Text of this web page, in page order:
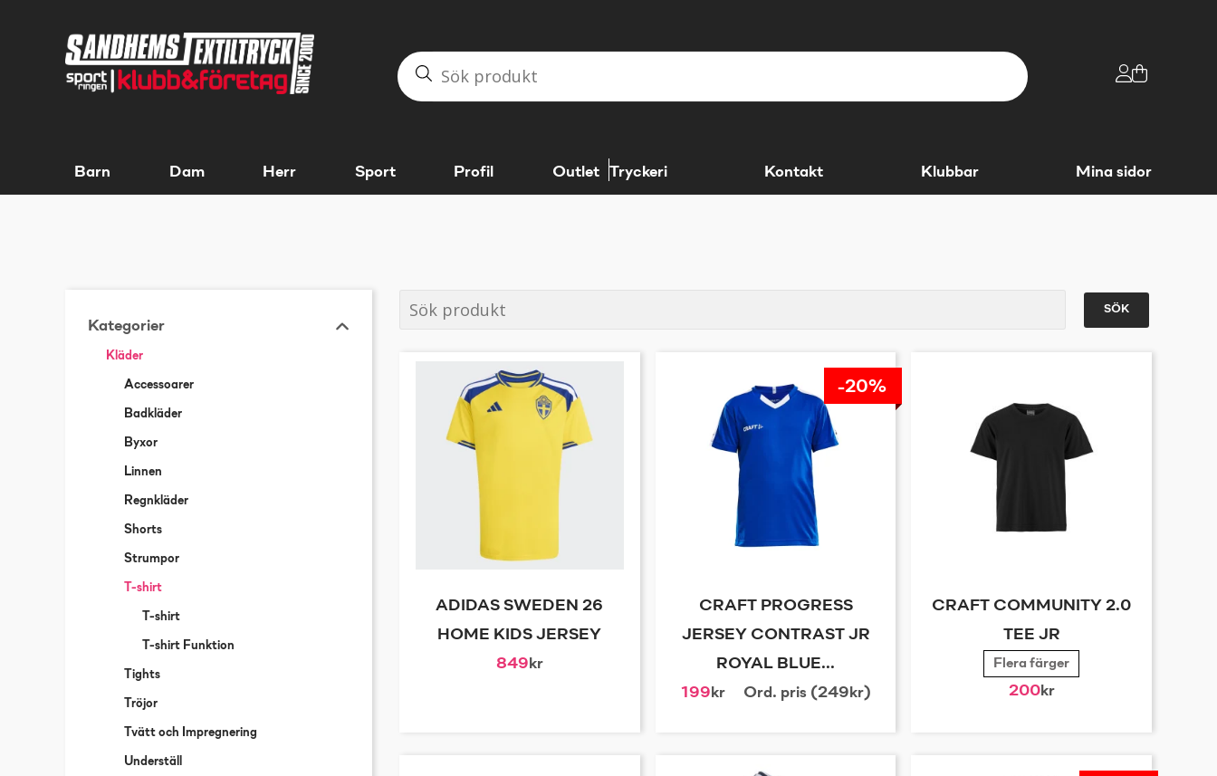
Barn Dam Herr Sport Profil Outlet Tryckeri Kontakt Klubbar Mina sidor
Kategorier
Kläder
Accessoarer
Badkläder
Byxor
Linnen
Regnkläder
Shorts
Strumpor
T-shirt
T-shirt
T-shirt Funktion
Tights
Tröjor
Tvätt och Impregnering
Underställ
SÖK
ADIDAS SWEDEN 26
HOME KIDS JERSEY
849kr
-20%
CRAFT PROGRESS
JERSEY CONTRAST JR
ROYAL BLUE...
199kr Ord. pris (249kr)
CRAFT COMMUNITY 2.0
TEE JR
Flera färger
200kr